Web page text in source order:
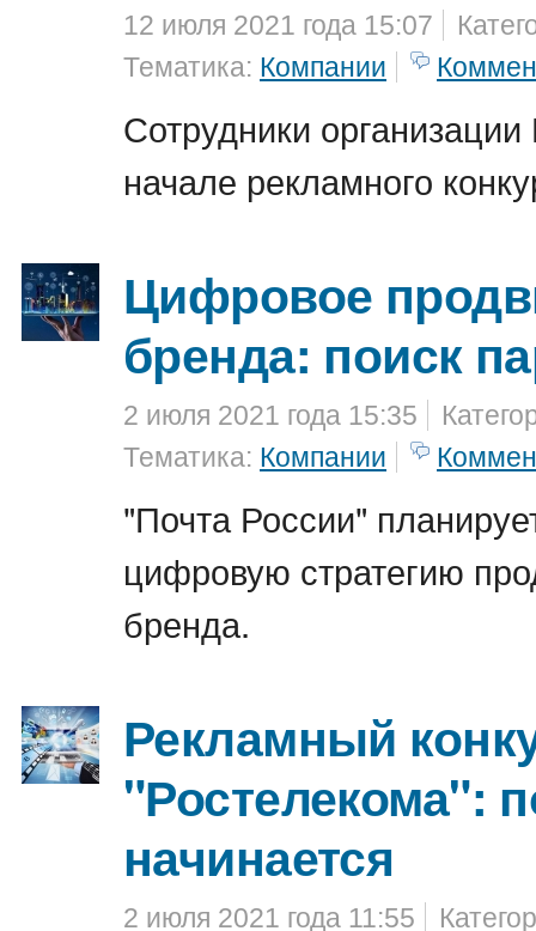
12 июля 2021 года 15:07
Тематика: Компании
Сотрудники
начале рекламного
Цифровое
бренда: поиск
2 июля 2021 года 15:35
Тематика: Компании
"Почта России"
цифровую стратегию
бренда.
Рекламный
"Ростелекома":
начинается
2 июля 2021 года 11:55